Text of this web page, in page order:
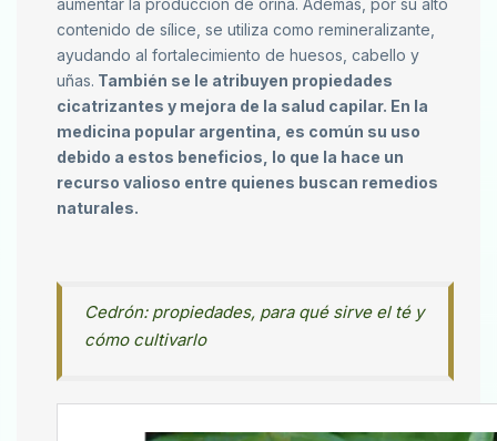
aumentar la producción de orina. Además, por su alto
contenido de sílice, se utiliza como remineralizante,
ayudando al fortalecimiento de huesos, cabello y
uñas. También se le atribuyen propiedades
cicatrizantes y mejora de la salud capilar. En la
medicina popular argentina, es común su uso
debido a estos beneficios, lo que la hace un
recurso valioso entre quienes buscan remedios
naturales.
Cedrón: propiedades, para qué sirve el té y
cómo cultivarlo